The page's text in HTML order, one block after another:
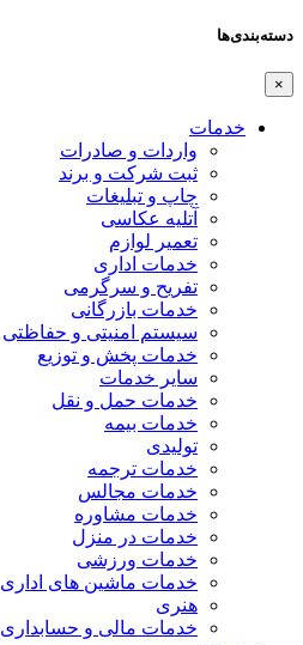
دسته‌بندی‌ها
×
خدمات
واردات و صادرات
ثبت شرکت و برند
چاپ و تبلیغات
آتلیه عکاسی
تعمیر لوازم
خدمات اداری
تفریح و سرگرمی
خدمات بازرگانی
سیستم امنیتی و حفاظتی
خدمات پخش و توزیع
سایر خدمات
خدمات حمل و نقل
خدمات بیمه
تولیدی
خدمات ترجمه
خدمات مجالس
خدمات مشاوره
خدمات در منزل
خدمات ورزشی
خدمات ماشین های اداری
هنری
خدمات مالی و حسابداری